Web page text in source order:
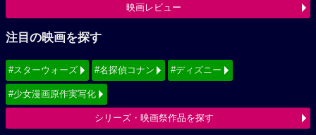
映画レビュー
注目の映画を探す
#スターウォーズ #名探偵コナン #ディズニー
#少女漫画原作実写化
シリーズ・映画祭作品を探す